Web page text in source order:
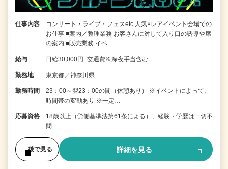
仕事内容
コンサート・ライブ・フェスetc 人気×レアイベント会場での
お仕事 ■案内／整理業務 お客さんに対して入り口の誘導や席
の案内 ■販売業務 イベ…
給与 日給30,000円+交通費※深夜手当含む
勤務地 東京都／神奈川県
勤務時間
23：00～翌23：00の間（休憩あり） ※イベントによって、
時間帯の変動あり ※一定…
応募資格
18歳以上（労働基準法第61条による）、経験・学歴は一切不
問
後で見る 詳細を見る